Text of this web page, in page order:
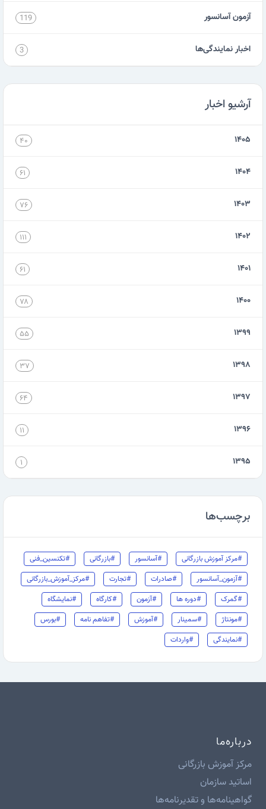
آزمون آسانسور 119
اخبار نمایندگی‌ها 3
آرشیو اخبار
۱۴۰۵ ۴۰
۱۴۰۴ ۶۱
۱۴۰۳ ۷۶
۱۴۰۲ ۱۱۱
۱۴۰۱ ۶۱
۱۴۰۰ ۷۸
۱۳۹۹ ۵۵
۱۳۹۸ ۳۷
۱۳۹۷ ۶۴
۱۳۹۶ ۱۱
۱۳۹۵ ۱
برچسب‌ها
#مرکز آموزش بازرگانی #آسانسور #بازرگانی
#تکنسین_فنی
#آزمون_آسانسور
#صادرات #تجارت
#مرکز_آموزش_بازرگانی
#گمرک
#دوره ها #آزمون #کارگاه
#نمایشگاه
#مونتاژ
#سمینار #آموزش #تفاهم نامه
#بورس
#نمایندگی
#واردات
درباره‌ما
مرکز آموزش بازرگانی
اساتید سازمان
گواهینامه‌ها و تقدیرنامه‌ها